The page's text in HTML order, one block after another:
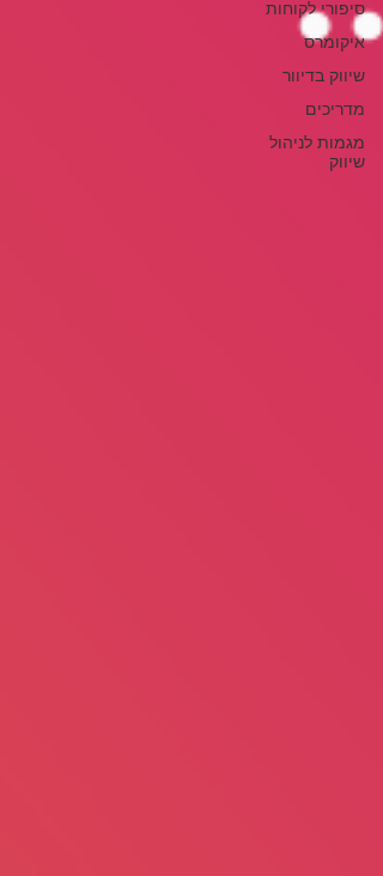
סיפורי לקוחות
איקומרס
שיווק בדיוור
מדריכים
מגמות לניהול
שיווק